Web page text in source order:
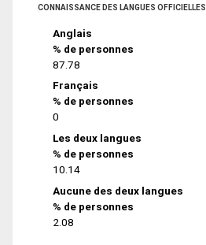
CONNAISSANCE DES LANGUES OFFICIELLES
Anglais
% de personnes
87.78
Français
% de personnes
0
Les deux langues
% de personnes
10.14
Aucune des deux langues
% de personnes
2.08